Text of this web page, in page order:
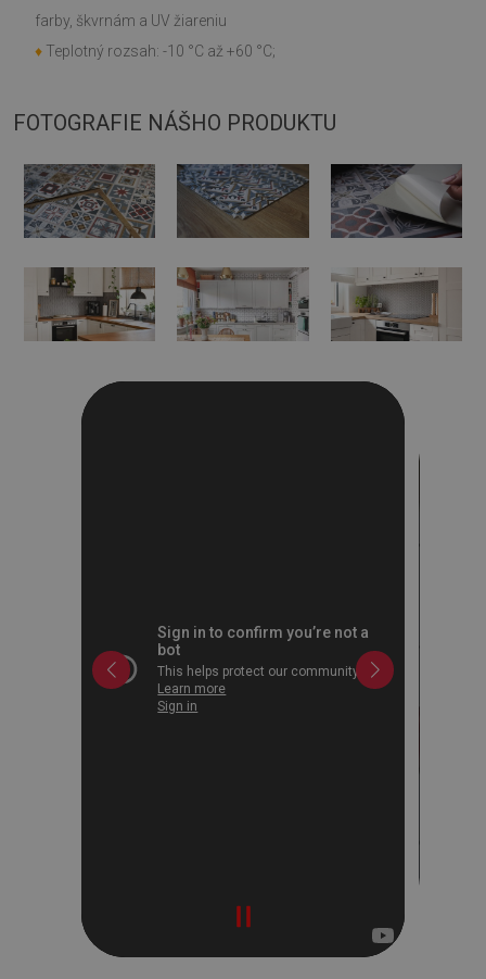
farby, škvrnám a UV žiareniu
♦ Teplotný rozsah: -10 °C až +60 °C;
FOTOGRAFIE NÁŠHO PRODUKTU